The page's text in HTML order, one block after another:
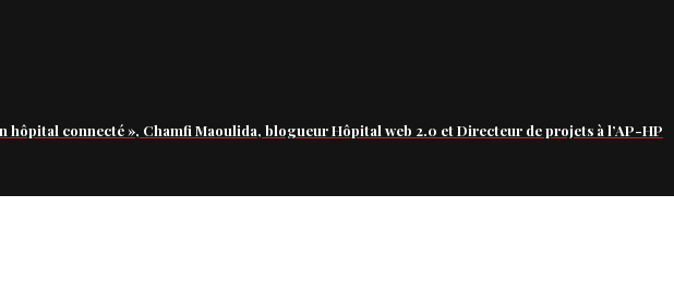
hôpital connecté », Chamfi Maoulida, blogueur Hôpital web 2.0 et Directeur de projets à l’AP-HP